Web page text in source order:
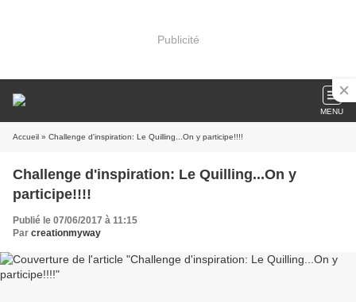
Publicité
MENU
Accueil » Challenge d'inspiration: Le Quilling...On y participe!!!!
Challenge d'inspiration: Le Quilling...On y
participe!!!!
Publié le 07/06/2017 à 11:15
Par creationmyway